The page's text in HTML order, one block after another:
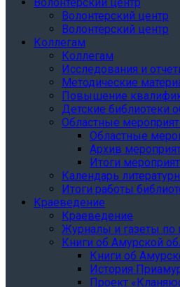
Волонтерский центр
Волонтерский центр
Коллегам
Коллегам
Исследования и
Методические
Повышение
Детские библиотеки
Областные
Областные
Архив
Итоги
Календарь
Итоги работы
Краеведение
Краеведение
Журналы и газеты по
Книги об Амурской
Книги об
История
Проект